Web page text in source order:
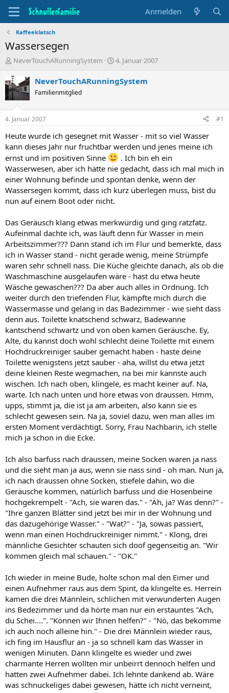
Anmelden
Kaffeeklatsch
Wassersegen
T
e
m
e
n
t
a
t
e
r
NeverTouchARunningSystem
B
g
i
a
t
m
4. Januar 2007
NeverTouchARunningSystem
Familienmitglied
4. Januar 2007 #1
Heute wurde ich gesegnet mit Wasser - mit so viel Wasser
kann dieses Jahr nur fruchtbar werden und jenes meine ich
ernst und im positiven Sinne
. Ich bin eh ein
Wasserwesen, aber ich hätte nie gedacht, dass ich mal mich in
einer Wohnung befinde und spontan denke, wenn der
Wassersegen kommt, dass ich kurz überlegen muss, bist du
nun auf einem Boot oder nicht.
Das Geräusch klang etwas merkwürdig und ging ratzfatz.
Aufeinmal dachte ich, was läuft denn für Wasser in mein
Arbeitszimmer??? Dann stand ich im Flur und bemerkte, dass
ich in Wasser stand - nicht gerade wenig, meine Strümpfe
waren sehr schnell nass. Die Küche gleichte danach, als ob die
Waschmaschine ausgelaufen wäre - hast du etwa heute
Wäsche gewaschen??? Da aber auch alles in Ordnung. Ich
weiter durch den triefenden Flur, kämpfte mich durch die
Wassermasse und gelang in das Badezimmer - wie sieht dass
denn aus. Toilette knatschend schwarz, Badewanne
kantschend schwartz und von oben kamen Geräusche. Ey,
Alte, du kannst doch wohl schlecht deine Toilette mit einem
Hochdruckreiniger sauber gemacht haben - haste deine
Toilette wenigstens jetzt sauber - aha, willst du etwa jetzt
deine kleinen Reste wegmachen, na bei mir kannste auch
wischen. Ich nach oben, klingele, es macht keiner auf. Na,
warte. Ich nach unten und höre etwas von draussen. Hmm,
upps, stimmt ja, die ist ja am arbeiten, also kann sie es
schlecht gewesen sein. Na ja, soviel dazu, wen man alles im
ersten Moment verdächtigt. Sorry, Frau Nachbarin, ich stelle
mich ja schon in die Ecke.
Ich also barfuss nach draussen, meine Socken waren ja nass
und die sieht man ja aus, wenn sie nass sind - oh man. Nun ja,
ich nach draussen ohne Socken, stiefele dahin, wo die
Geräusche kommen, natürlich barfuss und die Hosenbeine
hochgekrempelt - "Ach, sie waren das." - "Äh, ja? Was denn?" -
"Ihre ganzen Blätter sind jetzt bei mir in der Wohnung und
das dazugehörige Wasser." - "Wat?" - "Ja, sowas passiert,
wenn man einen Hochdruckreiniger nimmt." - Klong, drei
männliche Gesichter schauten sich doof gegenseitig an. "Wir
kommen gleich mal schauen." - "OK."
Ich wieder in meine Bude, holte schon mal den Eimer und
einen Aufnehmer raus aus dem Spint, da klingelte es. Herrein
kamen die drei Männlein, schlichen mit verwunderten Augen
ins Bedezimmer und da hörte man nur ein erstauntes "Ach,
du Schei....". "Können wir Ihnen helfen?" - "Nö, das bekomme
ich auch noch alleine hin." - Die drei Männlein wieder raus,
ich fing im Hausflur an - ja so schnell kam das Wasser in
wenigen Minuten. Dann klingelte es wieder und zwei
charmante Herren wollten mir unbeirrt dennoch helfen und
hatten zwei Aufnehmer dabei. Ich lehnte dankend ab. Wäre
was schnuckeliges dabei gewesen, hätte ich nicht verneint,